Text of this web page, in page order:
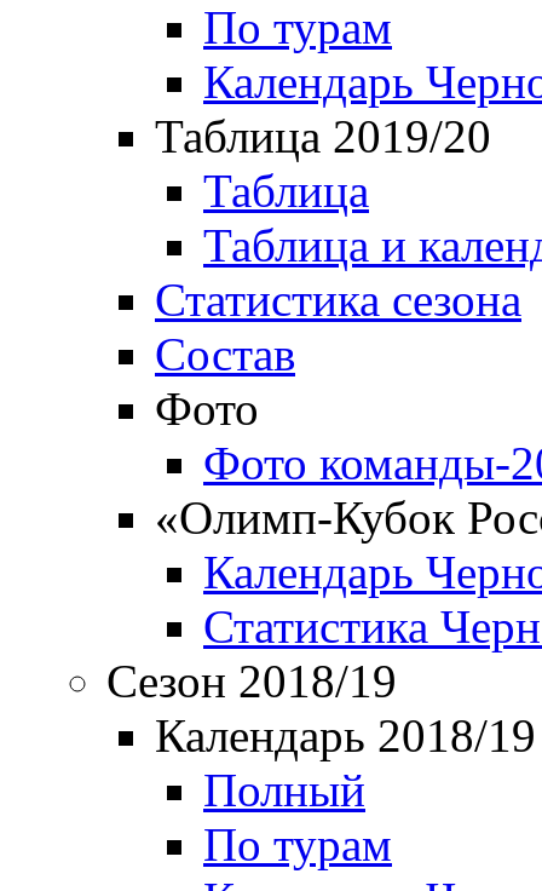
По турам
Календарь
Таблица 2019/20
Таблица
Таблица и
Статистика сезона
Состав
Фото
Фото команды-
«Олимп-Кубок
Календарь
Статистика
Сезон 2018/19
Календарь 2018/19
Полный
По турам